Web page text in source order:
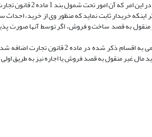
حقوق دانان اختلاف نظر وجود دارد. همچنین
خریدار ثابت نماید که منظور وی از خرید،
به قصد ساخت و فروش، اگر توسط آنها صورت
پژوهش حاضر بر آن است که موارد ذکر شده در ماده 5 قانون تملک، ذاتا
غیر منقول به قصد فروش یا اجاره نیز به طریق